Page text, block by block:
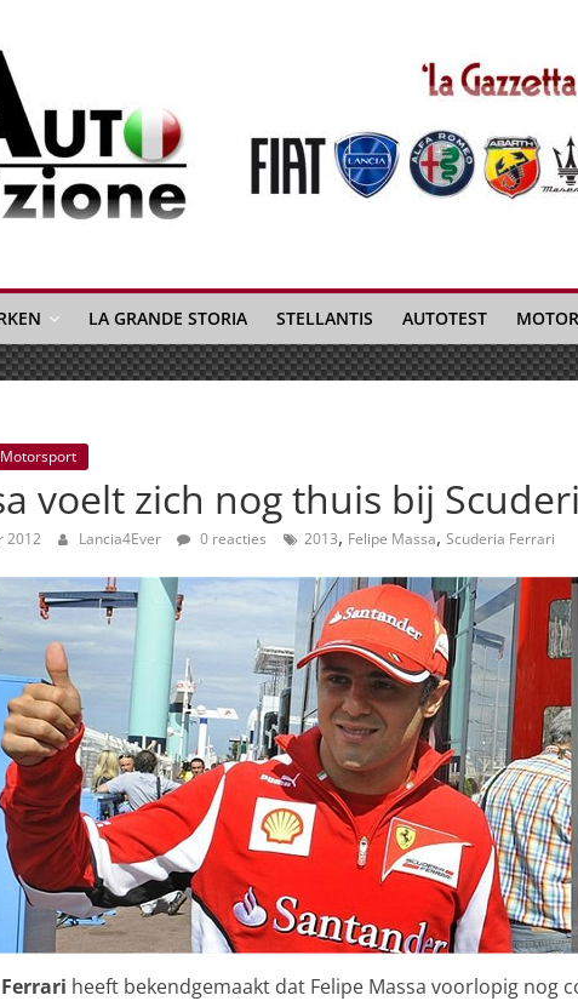
LA GRANDE STORIA STELLANTIS AUTOTEST
Motorsport
voelt zich nog thuis bij
2012 Lancia4Ever 0 reacties 2013, Felipe Massa, Scuderia Ferrari
heeft bekendgemaakt dat Felipe Massa voorlopig nog